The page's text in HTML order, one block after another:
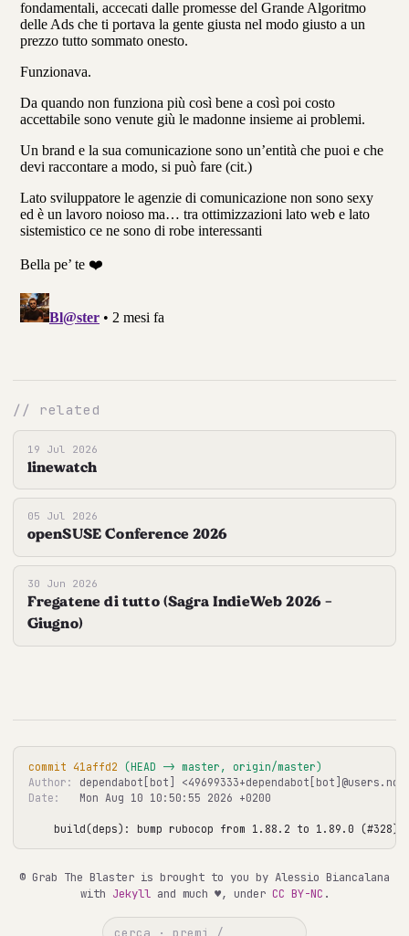
// related
19 Jul 2026
linewatch
05 Jul 2026
openSUSE Conference 2026
30 Jun 2026
Fregatene di tutto (Sagra IndieWeb 2026 -
Giugno)
commit 41affd2 (HEAD -> master, origin/master)
Author:
Date:
   Mon Aug 10 10:50:55 2026 +0200
build(deps): bump rubocop from 1.88.2 to 1.89.0 (#328)
© Grab The Blaster is brought to you by Alessio Biancalana
with Jekylland much ♥, under CC BY-NC .